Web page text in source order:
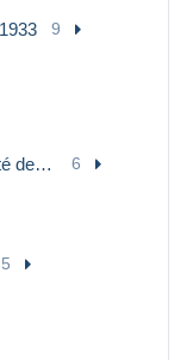
9
Sarre – 1920-1935 Société des Nations 6
5